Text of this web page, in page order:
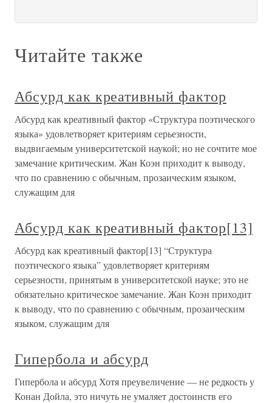
Читайте также
Абсурд как креативный фактор
Абсурд как креативный фактор «Структура поэтического
языка» удовлетворяет критериям серьезности,
выдвигаемым университетской наукой; но не сочтите мое
замечание критическим. Жан Коэн приходит к выводу,
что по сравнению с обычным, прозаическим языком,
служащим для
Абсурд как креативный фактор[13]
Абсурд как креативный фактор[13] “Структура
поэтического языка” удовлетворяет критериям
серьезности, принятым в университетской науке; это не
обязательно критическое замечание. Жан Коэн приходит
к выводу, что по сравнению с обычным, прозаическим
языком, служащим для
Гипербола и абсурд
Гипербола и абсурд Хотя преувеличение — не редкость у
Конан Дойла, это ничуть не умаляет достоинств его